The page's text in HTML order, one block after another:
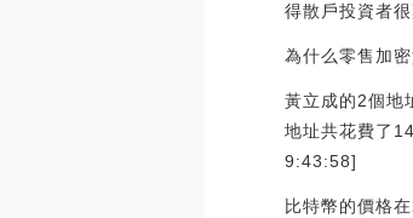
得散戶投資者
為什么零售加
黃立成的2個地
地址共花費了
9:43:58]
比特幣的價格